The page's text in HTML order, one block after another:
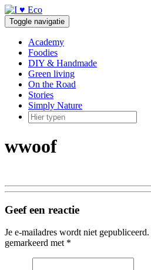
Doorgaan
naar
inhoud
Toggle navigatie
Academy
Foodies
DIY & Handmade
Green living
On the Road
Stories
Simply Nature
wwoof
Geef een reactie
Je e-mailadres wordt niet gepubliceerd.
gemarkeerd met *